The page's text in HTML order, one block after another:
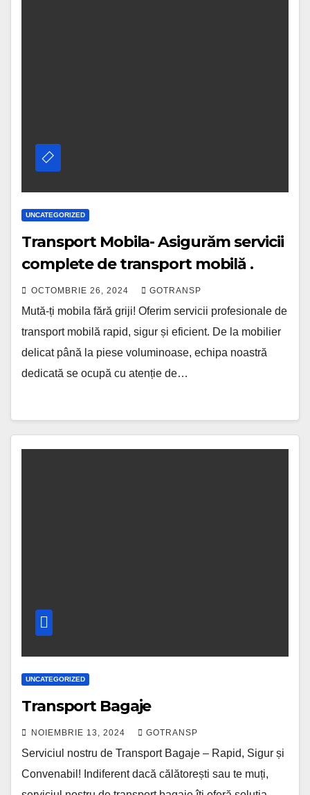
UNCATEGORIZED
Transport Mobila- Asigurăm servicii
complete de transport mobilă .
OCTOMBRIE 26, 2024 GOTRANSP
Mută-ți mobila fără griji! Oferim servicii profesionale de
transport mobilă rapid, sigur și eficient. De la mobilier
delicat până la piese voluminoase, echipa noastră
dedicată se ocupă cu atenție de…
UNCATEGORIZED
Transport Bagaje
NOIEMBRIE 13, 2024 GOTRANSP
Serviciul nostru de Transport Bagaje – Rapid, Sigur și
Convenabil! Indiferent dacă călătorești sau te muți,